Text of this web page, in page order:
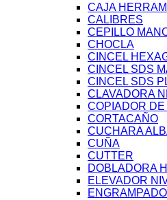
CAJA
CALIBRES
CEPILLO
CHOCLA
CINCEL
CINCEL SDS
CINCEL SDS
CLAVADORA
COPIADOR
CORTACAÑO
CUCHARA
CUÑA
CUTTER
DOBLADORA
ELEVADOR